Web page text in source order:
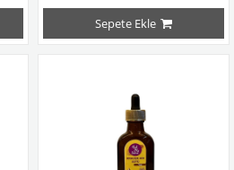
Sepete Ekle